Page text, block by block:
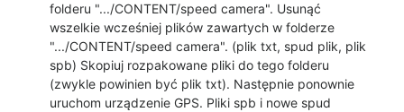
folderu ".../CONTENT/speed camera". Usunąć
wszelkie wcześniej plików zawartych w folderze
".../CONTENT/speed camera". (plik txt, spud plik, plik
spb) Skopiuj rozpakowane pliki do tego folderu
(zwykle powinien być plik txt). Następnie ponownie
uruchom urządzenie GPS. Pliki spb i nowe spud